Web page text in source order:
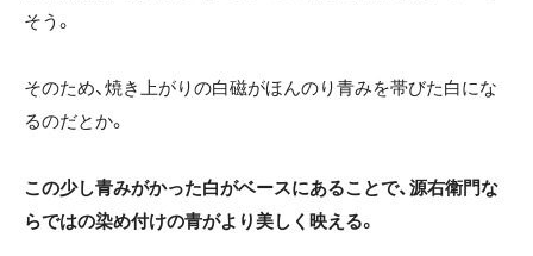
そう。
そのため、焼き上がりの白磁がほんのり青みを帯びた白にな
るのだとか。
この少し青みがかった白がベースにあることで、源右衛門な
らではの染め付けの青がより美しく映える。